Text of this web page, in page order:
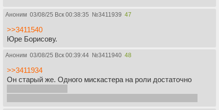
Аноним 03/08/25 Вск 00:38:35 №3411939 47
>>3411540
Юре Борисову.
Аноним 03/08/25 Вск 00:39:44 №3411940 48
>>3411934
Он старый же. Одного мискастера на роли достаточно